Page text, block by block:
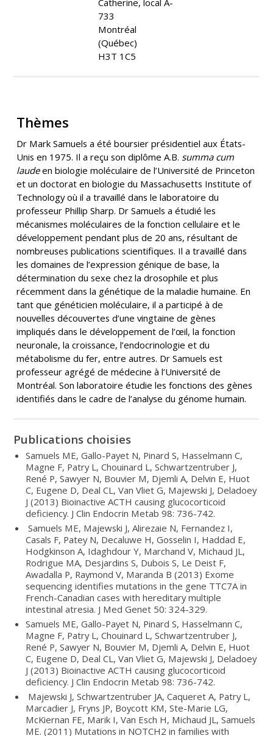
733
Montréal
(Québec)
H3T 1C5
Thèmes
Dr Mark Samuels a été boursier présidentiel aux États-
Unis en 1975. Il a reçu son diplôme A.B. summa cum
laudeen biologie moléculaire de l’Université de Princeton
et un doctorat en biologie du Massachusetts Institute of
Technology où il a travaillé dans le laboratoire du
professeur Phillip Sharp. Dr Samuels a étudié les
mécanismes moléculaires de la fonction cellulaire et le
développement pendant plus de 20 ans, résultant de
nombreuses publications scientifiques. Il a travaillé dans
les domaines de l’expression génique de base, la
détermination du sexe chez la drosophile et plus
récemment dans la génétique de la maladie humaine. En
tant que généticien moléculaire, il a participé à de
nouvelles découvertes d’une vingtaine de gènes
impliqués dans le développement de l’œil, la fonction
neuronale, la croissance, l’endocrinologie et du
métabolisme du fer, entre autres. Dr Samuels est
professeur agrégé de médecine à l’Université de
Montréal. Son laboratoire étudie les fonctions des gènes
identifiés dans le cadre de l’analyse du génome humain.
Publications choisies
Samuels ME, Gallo-Payet N, Pinard S, Hasselmann C,
Magne F, Patry L, Chouinard L, Schwartzentruber J,
René P, Sawyer N, Bouvier M, Djemli A, Delvin E, Huot
C, Eugene D, Deal CL, Van Vliet G, Majewski J, Deladoey
J (2013) Bioinactive ACTH causing glucocorticoid
deficiency. J Clin Endocrin Metab 98: 736-742.
Samuels ME, Majewski J, Alirezaie N, Fernandez I,
Casals F, Patey N, Decaluwe H, Gosselin I, Haddad E,
Hodgkinson A, Idaghdour Y, Marchand V, Michaud JL,
Rodrigue MA, Desjardins S, Dubois S, Le Deist F,
Awadalla P, Raymond V, Maranda B (2013) Exome
sequencing identifies mutations in the gene TTC7A in
French-Canadian cases with hereditary multiple
intestinal atresia. J Med Genet 50: 324-329.
Samuels ME, Gallo-Payet N, Pinard S, Hasselmann C,
Magne F, Patry L, Chouinard L, Schwartzentruber J,
René P, Sawyer N, Bouvier M, Djemli A, Delvin E, Huot
C, Eugene D, Deal CL, Van Vliet G, Majewski J, Deladoey
J (2013) Bioinactive ACTH causing glucocorticoid
deficiency. J Clin Endocrin Metab 98: 736-742.
Majewski J, Schwartzentruber JA, Caqueret A, Patry L,
Marcadier J, Fryns JP, Boycott KM, Ste-Marie LG,
McKiernan FE, Marik I, Van Esch H, Michaud JL, Samuels
ME. (2011) Mutations in NOTCH2 in families with